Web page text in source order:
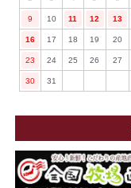
9 10 11 12 13
16 17 18 19 20
23 24 25 26 27
30 31